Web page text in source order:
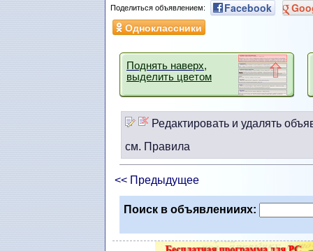
Поделиться объявлением: Facebook
Одноклассники
Поднять наверх,
выделить цветом
Редактировать и удалять
см. Правила
<< Предыдущее
Поиск в объявленииях: